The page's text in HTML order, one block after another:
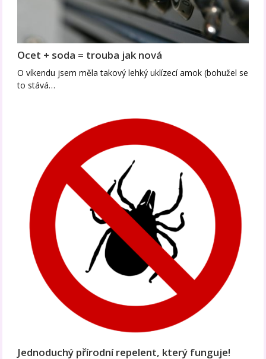
Ocet + soda = trouba jak nová
O víkendu jsem měla takový lehký uklízecí amok (bohužel se
to stává…
Jednoduchý přírodní repelent, který funguje!